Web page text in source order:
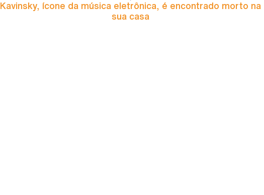
Kavinsky, ícone da música eletrônica, é encontrado morto na
sua casa